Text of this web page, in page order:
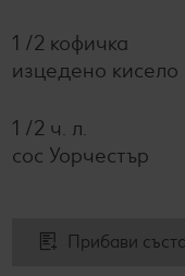
1 /2 кофичка
изцедено кисело
1 /2 ч. л.
сос Уорчестър
Прибави